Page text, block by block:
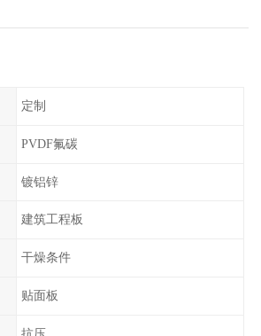
定制
PVDF氟碳
镀铝锌
建筑工程板
干燥条件
贴面板